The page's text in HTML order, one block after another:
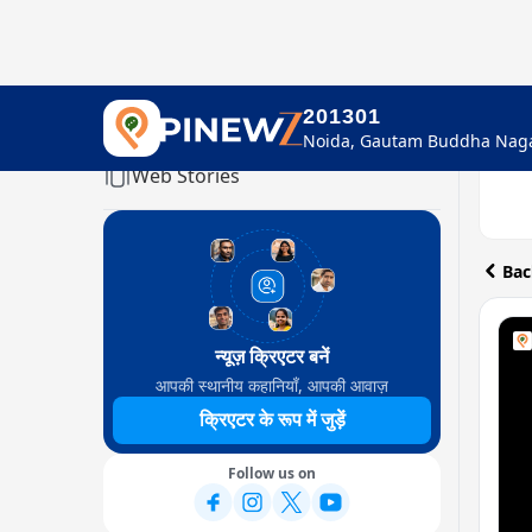
201301
Home
Web Stories
न्यूज़ क्रिएटर बनें
आपकी स्थानीय कहानियाँ, आपकी आवाज़
क्रिएटर के रूप में जुड़ें
Follow us on